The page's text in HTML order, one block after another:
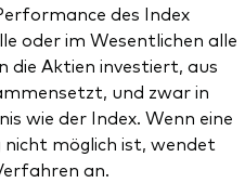
des Index
oder im Wesentlichen alle
die Aktien investiert, aus
und zwar in
wie der Index. Wenn eine
möglich ist, wendet
an.